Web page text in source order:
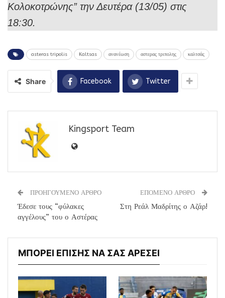
Κολοκοτρώνης” την Δευτέρα (13/05) στις
18:30.
asteras tripolis Kaltsas ανανέωση αστερας τριπολης καλτσάς
Share Facebook Twitter
Kingsport Team
ΠΡΟΗΓΟΥΜΕΝΟ ΑΡΘΡΟ
Έδεσε τους “φύλακες
αγγέλους” του ο Αστέρας
ΕΠΟΜΕΝΟ ΑΡΘΡΟ
Στη Ρεάλ Μαδρίτης ο Αζάρ!
ΜΠΟΡΕΙ ΕΠΙΣΗΣ ΝΑ ΣΑΣ ΑΡΕΣΕΙ